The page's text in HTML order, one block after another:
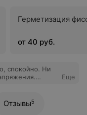
Герметизация
от 40 руб.
спокойно. Ни
Еще
Отзывы5